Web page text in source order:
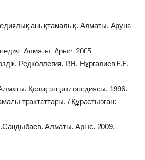
анықтамалық. Алматы. Аруна
Алматы. Арыс. 2005
Редколлегия. Р.Н. Нұрғалиев Ғ.Ғ.
Қазақ энциклопедиясы. 1996.
трактаттары. / Құрастырған:
Алматы. Арыс. 2009.